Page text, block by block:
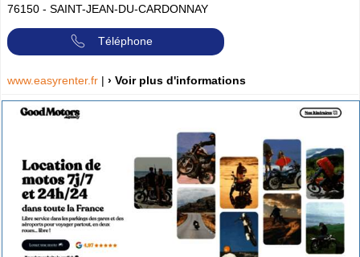
76150 - SAINT-JEAN-DU-CARDONNAY
Téléphone
www.easyrenter.fr | › Voir plus d'informations